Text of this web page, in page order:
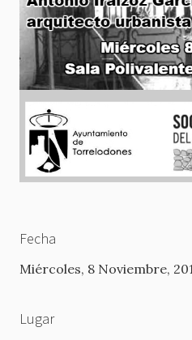
Fecha
Miércoles, 8 Noviembre,
Lugar